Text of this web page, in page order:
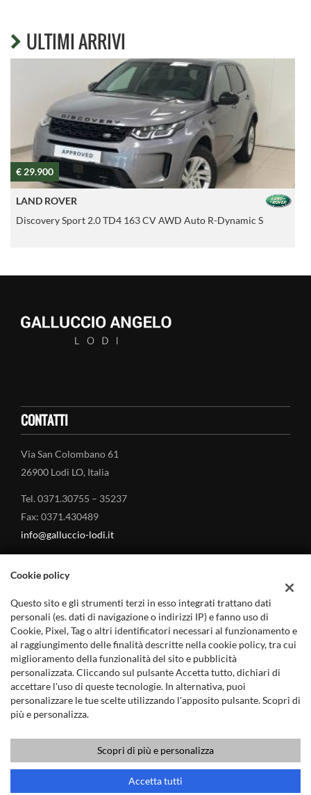
Contatta un consulente
ULTIMI ARRIVI
€ 29.900
LAND ROVER
Discovery Sport 2.0 TD4 163 CV AWD Auto R-Dynamic S
CONTATTI
Via San Colombano 61
26900 Lodi LO, Italia
Tel. 0371.30755 – 35237
Fax: 0371.430489
info@galluccio-lodi.it
MARCHI TRATTATI
Land Rover – Concessionario a Lodi
Jaguar – Concessionario a Lodi
Mitsubishi Auto – Concessionario a Lodi
Copyright © 2019 - GALLUCCIO ANGELO s.r.l. - P.IVA 12432110158
Cookie policy
Questo sito e gli strumenti terzi in esso integrati trattano dati
personali (es. dati di navigazione o indirizzi IP) e fanno uso di
Cookie, Pixel, Tag o altri identificatori necessari al funzionamento e
al raggiungimento delle finalità descritte nella cookie policy, tra cui
miglioramento della funzionalità del sito e pubblicità
personalizzata. Cliccando sul pulsante Accetta tutto, dichiari di
accettare l'uso di queste tecnologie. In alternativa, puoi
personalizzare le tue scelte utilizzando l'apposito pulsante. Scopri di
più e personalizza.
Scopri di più e personalizza
Accetta tutti